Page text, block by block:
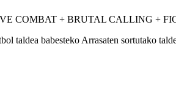
COMBAT + BRUTAL CALLING +
taldea babesteko Arrasaten sortutako